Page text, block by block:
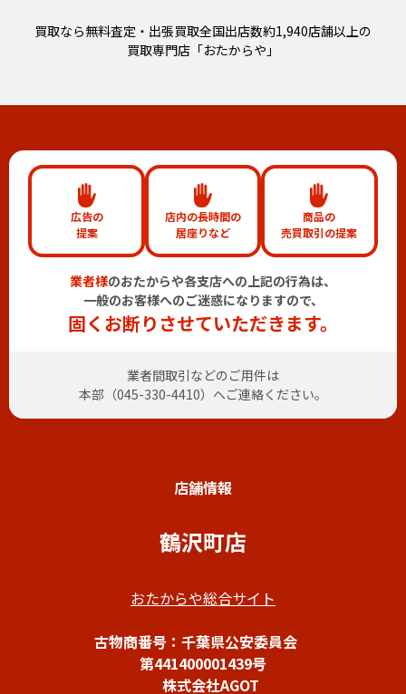
買取なら無料査定・出張買取全国出店数約1,940店舗以上の
買取専門店「おたからや」
広告の
提案
店内の長時間の
居座りなど
商品の
売買取引の提案
業者様のおたからや各支店への上記の行為は、
一般のお客様へのご迷惑になりますので、
固くお断りさせていただきます。
業者間取引などのご用件は
本部（045-330-4410）へご連絡ください。
店舗情報
鶴沢町店
おたからや総合サイト
古物商番号：千葉県公安委員会
第441400001439号
株式会社AGOT